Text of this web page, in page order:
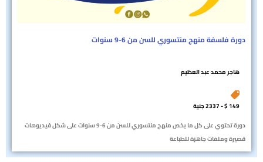
دورة فلسفة منهج منتسوري للسن من 6-9 سنوات
هاجر محمد عبد العظيم
149 $ - 2337 جنية
دورة تحتوي على كل ما يخص منهج منتسوري للسن من 6-9 سنوات على شكل فيديوهات
قصيرة وملفات جاهزة للطباعة